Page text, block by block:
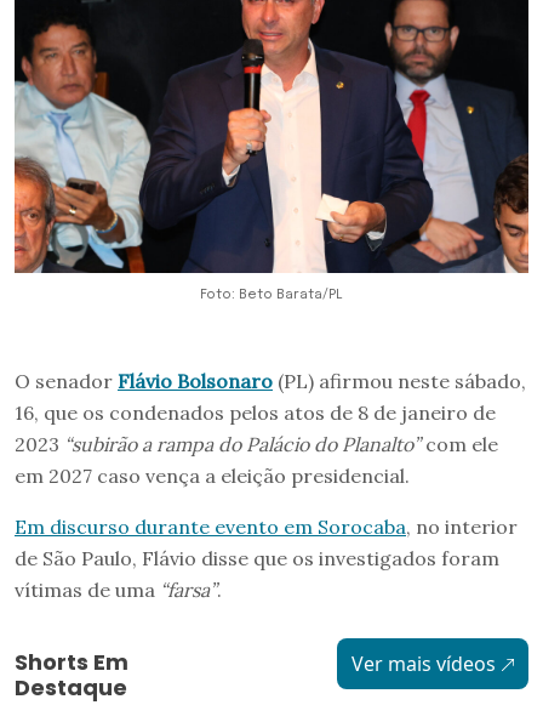
Foto: Beto Barata/PL
O senador Flávio Bolsonaro (PL) afirmou neste sábado,
16, que os condenados pelos atos de 8 de janeiro de
2023 “subirão a rampa do Palácio do Planalto”com ele
em 2027 caso vença a eleição presidencial.
Em discurso durante evento em Sorocaba, no interior
de São Paulo, Flávio disse que os investigados foram
vítimas de uma “farsa”.
Shorts Em
Destaque
Ver mais vídeos